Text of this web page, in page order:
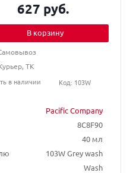
Pacific Company
8C8F90
40 мл
103W Grey wash
Wash
627 руб.
В корзину
ТК
в наличии
Код: 103W